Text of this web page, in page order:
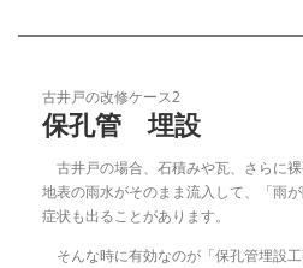
古井戸の改修ケース2
保孔管 埋設
古井戸の場合、石積みや瓦、さらに裸
地表の雨水がそのまま流入して、「雨
症状も出ることがあります。
そんな時に有効なのが「保孔管埋設工